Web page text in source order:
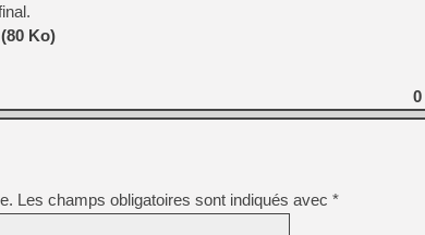
[Mo5] DOOM arrive en
[GK] Bethesda fête les 30
[GK] Roblox : l'action en
[GK] Agenda - GeForce
[LS] [PS5] ps5-y2jb-
Ko)
0
Les champs obligatoires sont indiqués avec *